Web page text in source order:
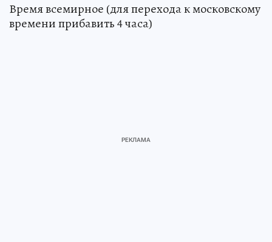
Время всемирное (для перехода к московскому
времени прибавить 4 часа)